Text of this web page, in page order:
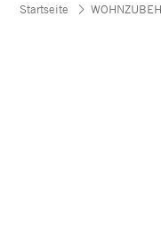
Startseite